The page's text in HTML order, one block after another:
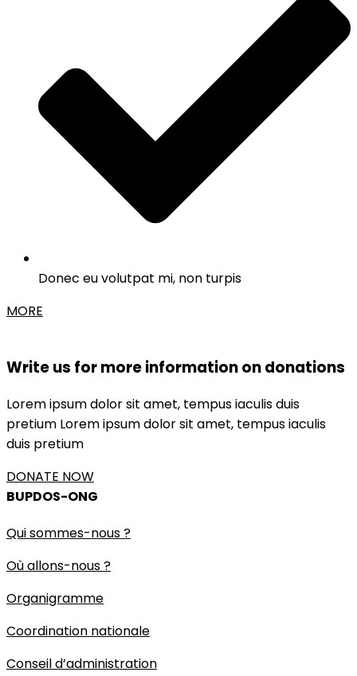
Donec eu volutpat mi, non turpis
MORE
Write us for more information on donations
Lorem ipsum dolor sit amet, tempus iaculis duis
pretium​ Lorem ipsum dolor sit amet, tempus iaculis
duis pretium​
DONATE NOW
BUPDOS-ONG
Qui sommes-nous ?
Où allons-nous ?
Organigramme
Coordination nationale
Conseil d’administration